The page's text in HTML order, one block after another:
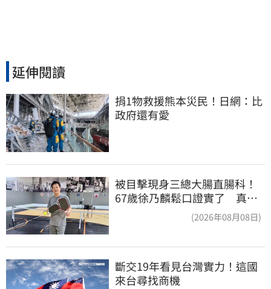
延伸閱讀
捐1物救援熊本災民！日網：比
政府還有愛
被目擊現身三總大腸直腸科！
67歲徐乃麟鬆口證實了 真實
(2026年08月08日)
斷交19年看見台灣實力！這國
來台尋找商機